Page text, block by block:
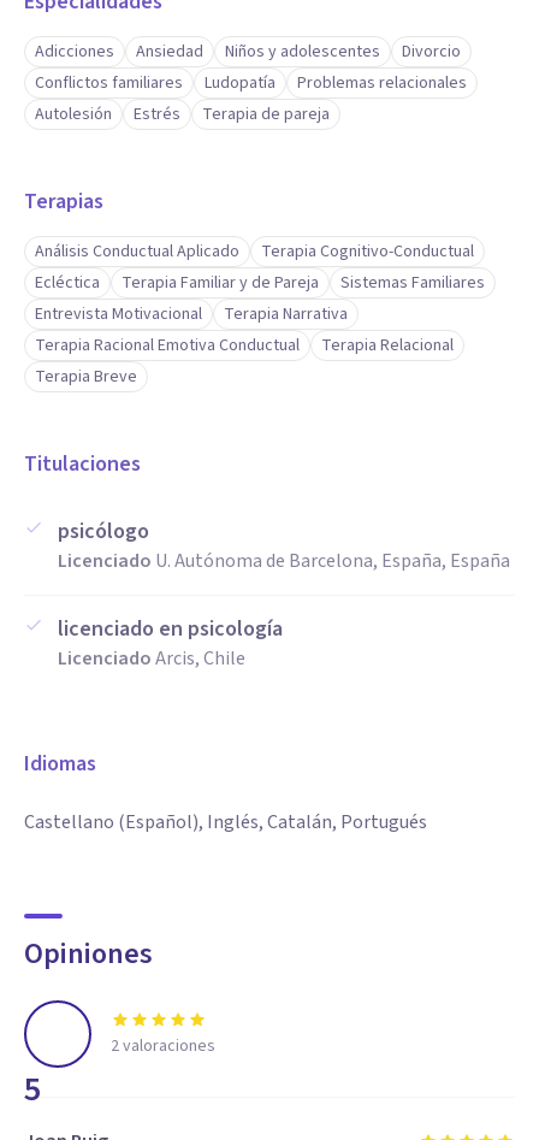
Adicciones Ansiedad Niños y adolescentes
Divorcio
Conflictos familiares
Ludopatía
Problemas relacionales
Autolesión
Estrés Terapia de pareja
Terapias
Análisis Conductual Aplicado
Terapia Cognitivo-Conductual
Ecléctica
Terapia Familiar y de Pareja
Sistemas Familiares
Entrevista Motivacional
Terapia Narrativa
Terapia Racional Emotiva Conductual
Terapia Relacional
Terapia Breve
Titulaciones
psicólogo
Licenciado U. Autónoma de Barcelona, España, España
licenciado en psicología
LicenciadoArcis, Chile
Idiomas
Castellano (Español), Inglés, Catalán, Portugués
Opiniones
5
2valoraciones